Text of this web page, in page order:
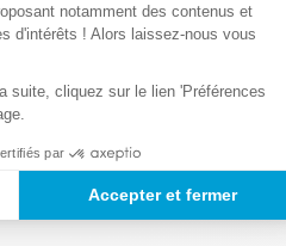
vous recommandons de
ou au
IP68
1
notamment des contenus et
d'intérêts ! Alors laissez-nous vous
suite, cliquez sur le lien 'Préférences
par
Accepter et fermer